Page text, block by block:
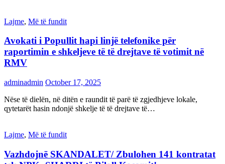
Lajme, Më të fundit
Avokati i Popullit hapi linjë telefonike për
raportimin e shkeljeve të të drejtave të votimit në
RMV
adminadmin October 17, 2025
Nëse të dielën, në ditën e raundit të parë të zgjedhjeve lokale,
qytetarët hasin ndonjë shkelje të të drejtave të…
Lajme, Më të fundit
Vazhdojnē SKANDALET/ Zbulohen 141 kontratat